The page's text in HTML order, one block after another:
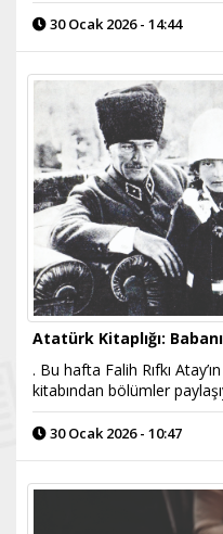
30 Ocak 2026 - 14:44
Atatürk Kitaplığı:
. Bu hafta Falih Rıfkı
kitabından bölümler
30 Ocak 2026 - 10:47